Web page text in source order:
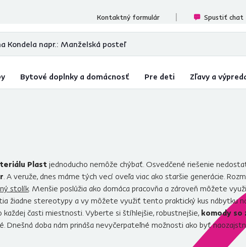
recenzií
Kontaktný formulár
Spustiť chat
Bytové doplnky a domácnosť Pre deti Zľavy a
Plast jednoducho nemôže chýbať. Osvedčené riešenie
. A veruže, dnes máme tých vecí oveľa viac ako staršie generácie.
stolík . Menšie poslúžia ako domáca pracovňa a zároveň môžete
žiadne stereotypy a vy môžete využiť tento praktický kus nábytku
časti miestnosti. Vyberte si štíhlejšie, robustnejšie, komody so
Dnešná doba nám prináša nevyčerpateľné možnosti ako byť